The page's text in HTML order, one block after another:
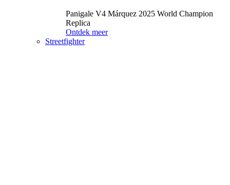
Panigale V4 Márquez 2025 World Champion
Replica
Ontdek meer
Streetfighter